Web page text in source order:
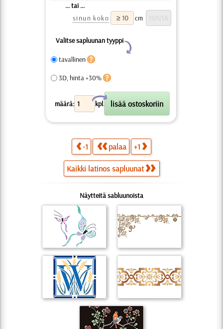
... tai ...
sinun koko
cm
Valitse sapluunan tyyppi
Y
tavallinen
3D, hinta +30%
määrä: kpl.
X
-1 palaa +1
Kaikki latinos sapluunat
Näytteitä sabluunoista